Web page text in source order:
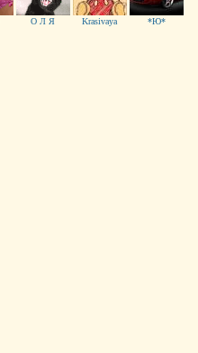
О Л Я Krasivaya *Ю*